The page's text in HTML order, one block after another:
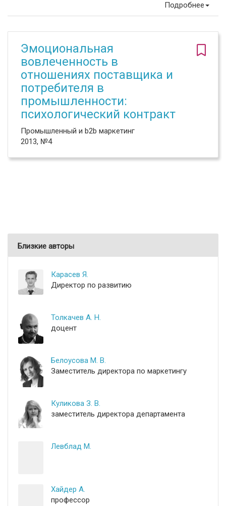
Подробнее
Эмоциональная
вовлеченность в
отношениях поставщика и
потребителя в
промышленности:
психологический контракт
Промышленный и b2b маркетинг
2013, №4
Близкие авторы
Карасев Я.
Директор по развитию
Толкачев А. Н.
доцент
Белоусова М. В.
Заместитель директора по маркетингу
Куликова З. В.
заместитель директора департамента
Левблад М.
Хайдер А.
профессор